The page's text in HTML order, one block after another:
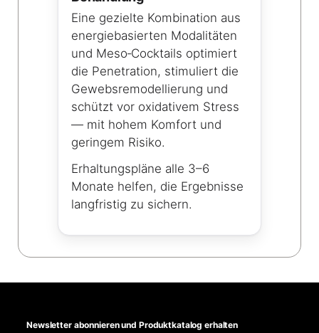
Eine gezielte Kombination aus
energiebasierten Modalitäten
und Meso‑Cocktails optimiert
die Penetration, stimuliert die
Gewebsremodellierung und
schützt vor oxidativem Stress
— mit hohem Komfort und
geringem Risiko.
Erhaltungspläne alle 3–6
Monate helfen, die Ergebnisse
langfristig zu sichern.
Newsletter abonnieren und Produktkatalog erhalten